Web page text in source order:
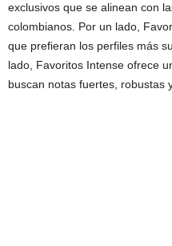
exclusivos que se alinean con
colombianos. Por un lado,
que prefieran los perfiles más
lado, Favoritos Intense ofrece
buscan notas fuertes, robustas